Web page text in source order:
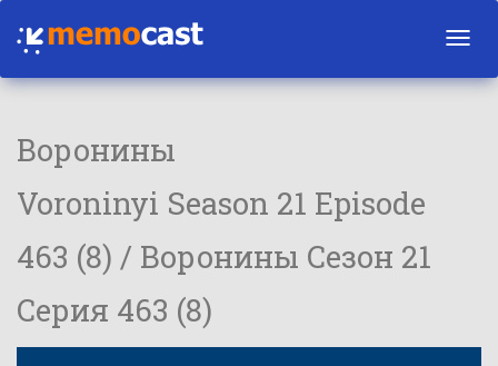
Воронины
Voroninyi Season 21 Episode
463 (8) / Воронины Сезон 21
Серия 463 (8)